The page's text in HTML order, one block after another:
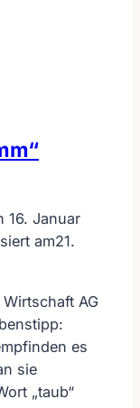
16. Januar
am21.
AG
es
sie
„taub“